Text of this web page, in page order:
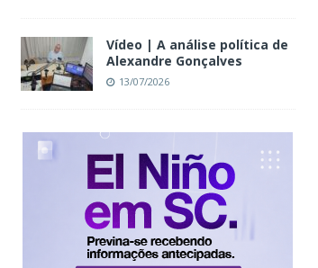
Vídeo | A análise política de
Alexandre Gonçalves
13/07/2026